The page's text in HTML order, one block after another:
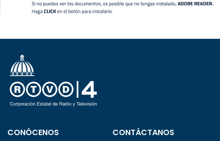
CONÓCENOS CONTÁCTANOS